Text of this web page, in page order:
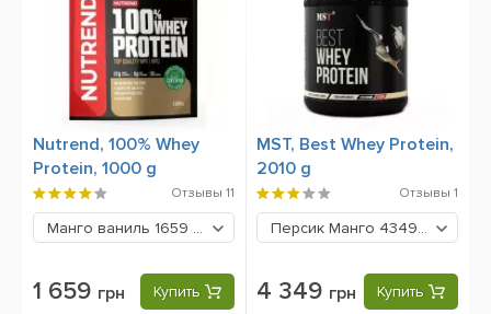
Nutrend, 100% Whey
Protein, 1000 g
Отзывы 11
Манго ваниль 1659 грн
1 659 грн Купить
MST, Best Whey Protein,
2010 g
Отзывы 1
Персик Манго 4349 грн
4 349 грн Купить